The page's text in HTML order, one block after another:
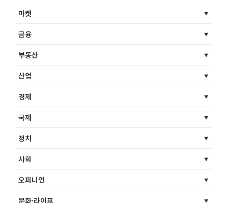
마켓
금융
부동산
산업
경제
국제
정치
사회
오피니언
문화·라이프